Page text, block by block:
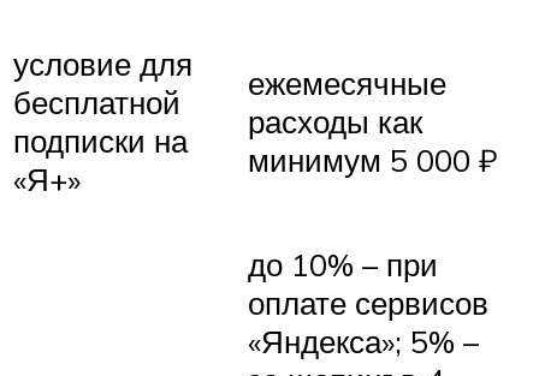
условие для
бесплатной
подписки на
«Я+»
ежемесячные
расходы как
минимум 5 000 ₽
до 10% – при
оплате сервисов
«Яндекса»; 5% –